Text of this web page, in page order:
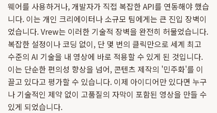
웨어를 사용하거나, 개발자가 직접 복잡한 API를 연동해야 했습
니다. 이는 개인 크리에이터나 소규모 팀에게는 큰 진입 장벽이
었습니다. Vrew는 이러한 기술적 장벽을 완전히 허물었습니다.
복잡한 설정이나 코딩 없이, 단 몇 번의 클릭만으로 세계 최고
수준의 AI 기술을 내 영상에 바로 적용할 수 있게 된 것입니다.
이는 단순한 편의성 향상을 넘어, 콘텐츠 제작의 '민주화'를 이
끌고 있다고 평가할 수 있습니다. 이제 아이디어만 있다면 누구
나 기술적인 제약 없이 고품질의 자막이 포함된 영상을 만들 수
있게 되었습니다.